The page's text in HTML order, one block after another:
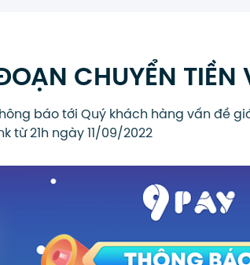
CHUYỂN
báo tới Quý khách hàng vấn đề
từ 21h ngày 11/09/2022